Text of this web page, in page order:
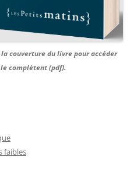
couverture du livre pour accéder
complètent (pdf).
faibles